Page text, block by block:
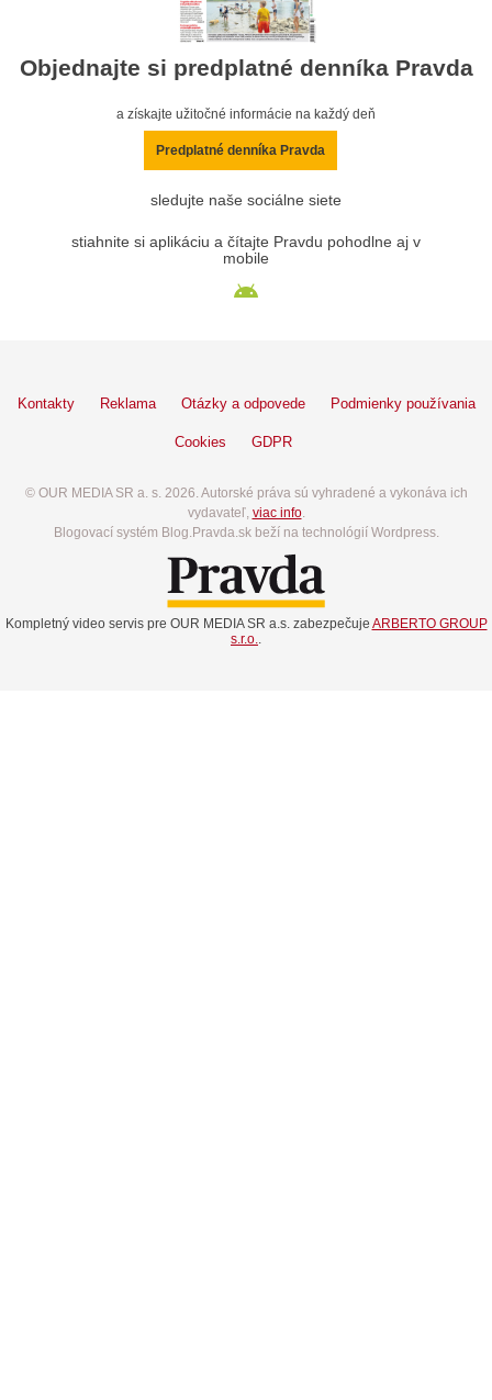
Objednajte si predplatné denníka Pravda
a získajte užitočné informácie na každý deň
Predplatné denníka Pravda
sledujte naše sociálne siete
stiahnite si aplikáciu a čítajte Pravdu pohodlne aj v
mobile
Kontakty Reklama Otázky a odpovede Podmienky používania
Cookies GDPR
© OUR MEDIA SR a. s. 2026. Autorské práva sú vyhradené a vykonáva ich
vydavateľ, viac info.
Blogovací systém Blog.Pravda.sk beží na technológií Wordpress.
Kompletný video servis pre OUR MEDIA SR a.s. zabezpečuje ARBERTO GROUP
s.r.o..